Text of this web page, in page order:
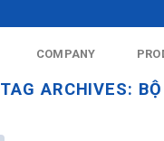
COMPANY
TAG ARCHIVES: